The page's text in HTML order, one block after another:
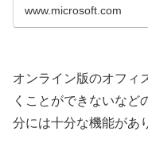
www.microsoft.com
オンライン版のオフィ
くことができないなど
分には十分な機能があ